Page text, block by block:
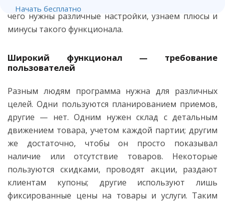
Начать бесплатно
чего нужны различные настройки, узнаем плюсы и
минусы такого функционала.
Широкий функционал — требование
пользователей
Разным людям программа нужна для различных
целей. Одни пользуются планированием приемов,
другие — нет. Одним нужен склад с детальным
движением товара, учетом каждой партии; другим
же достаточно, чтобы он просто показывал
наличие или отсутствие товаров. Некоторые
пользуются скидками, проводят акции, раздают
клиентам купоны; другие используют лишь
фиксированные цены на товары и услуги. Таким